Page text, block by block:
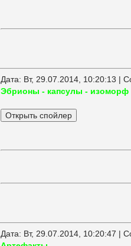
Дата: Вт, 29.07.2014, 10:20:13 |
Эбрионы - капсулы - изоморф
Дата: Вт, 29.07.2014, 10:20:47 |